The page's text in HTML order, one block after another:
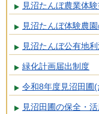
見沼たんぼ農業体
見沼たんぼ体験農
見沼たんぼ公有地
緑化計画届出制度
令和8年度見沼田圃
見沼田圃の保全・